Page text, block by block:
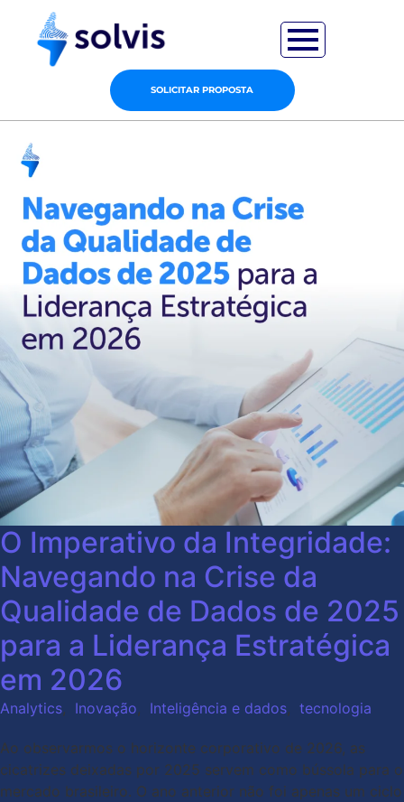
SOLICITAR PROPOSTA
O Imperativo da Integridade:
Navegando na Crise da
Qualidade de Dados de 2025
para a Liderança Estratégica
em 2026
Analytics, Inovação, Inteligência e dados, tecnologia
Ao observarmos o horizonte corporativo de 2026, as
cicatrizes deixadas por 2025 servem como bússola para o
mercado brasileiro. O ano anterior não foi apenas um ciclo